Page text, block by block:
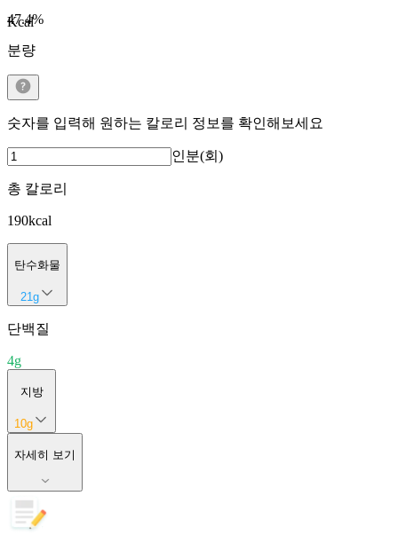
Kcal
47.4%
분량
숫자를 입력해 원하는 칼로리 정보를 확인해보세요
인분(회)
총 칼로리
190kcal
탄수화물
21g
단백질
4g
지방
10g
자세히 보기